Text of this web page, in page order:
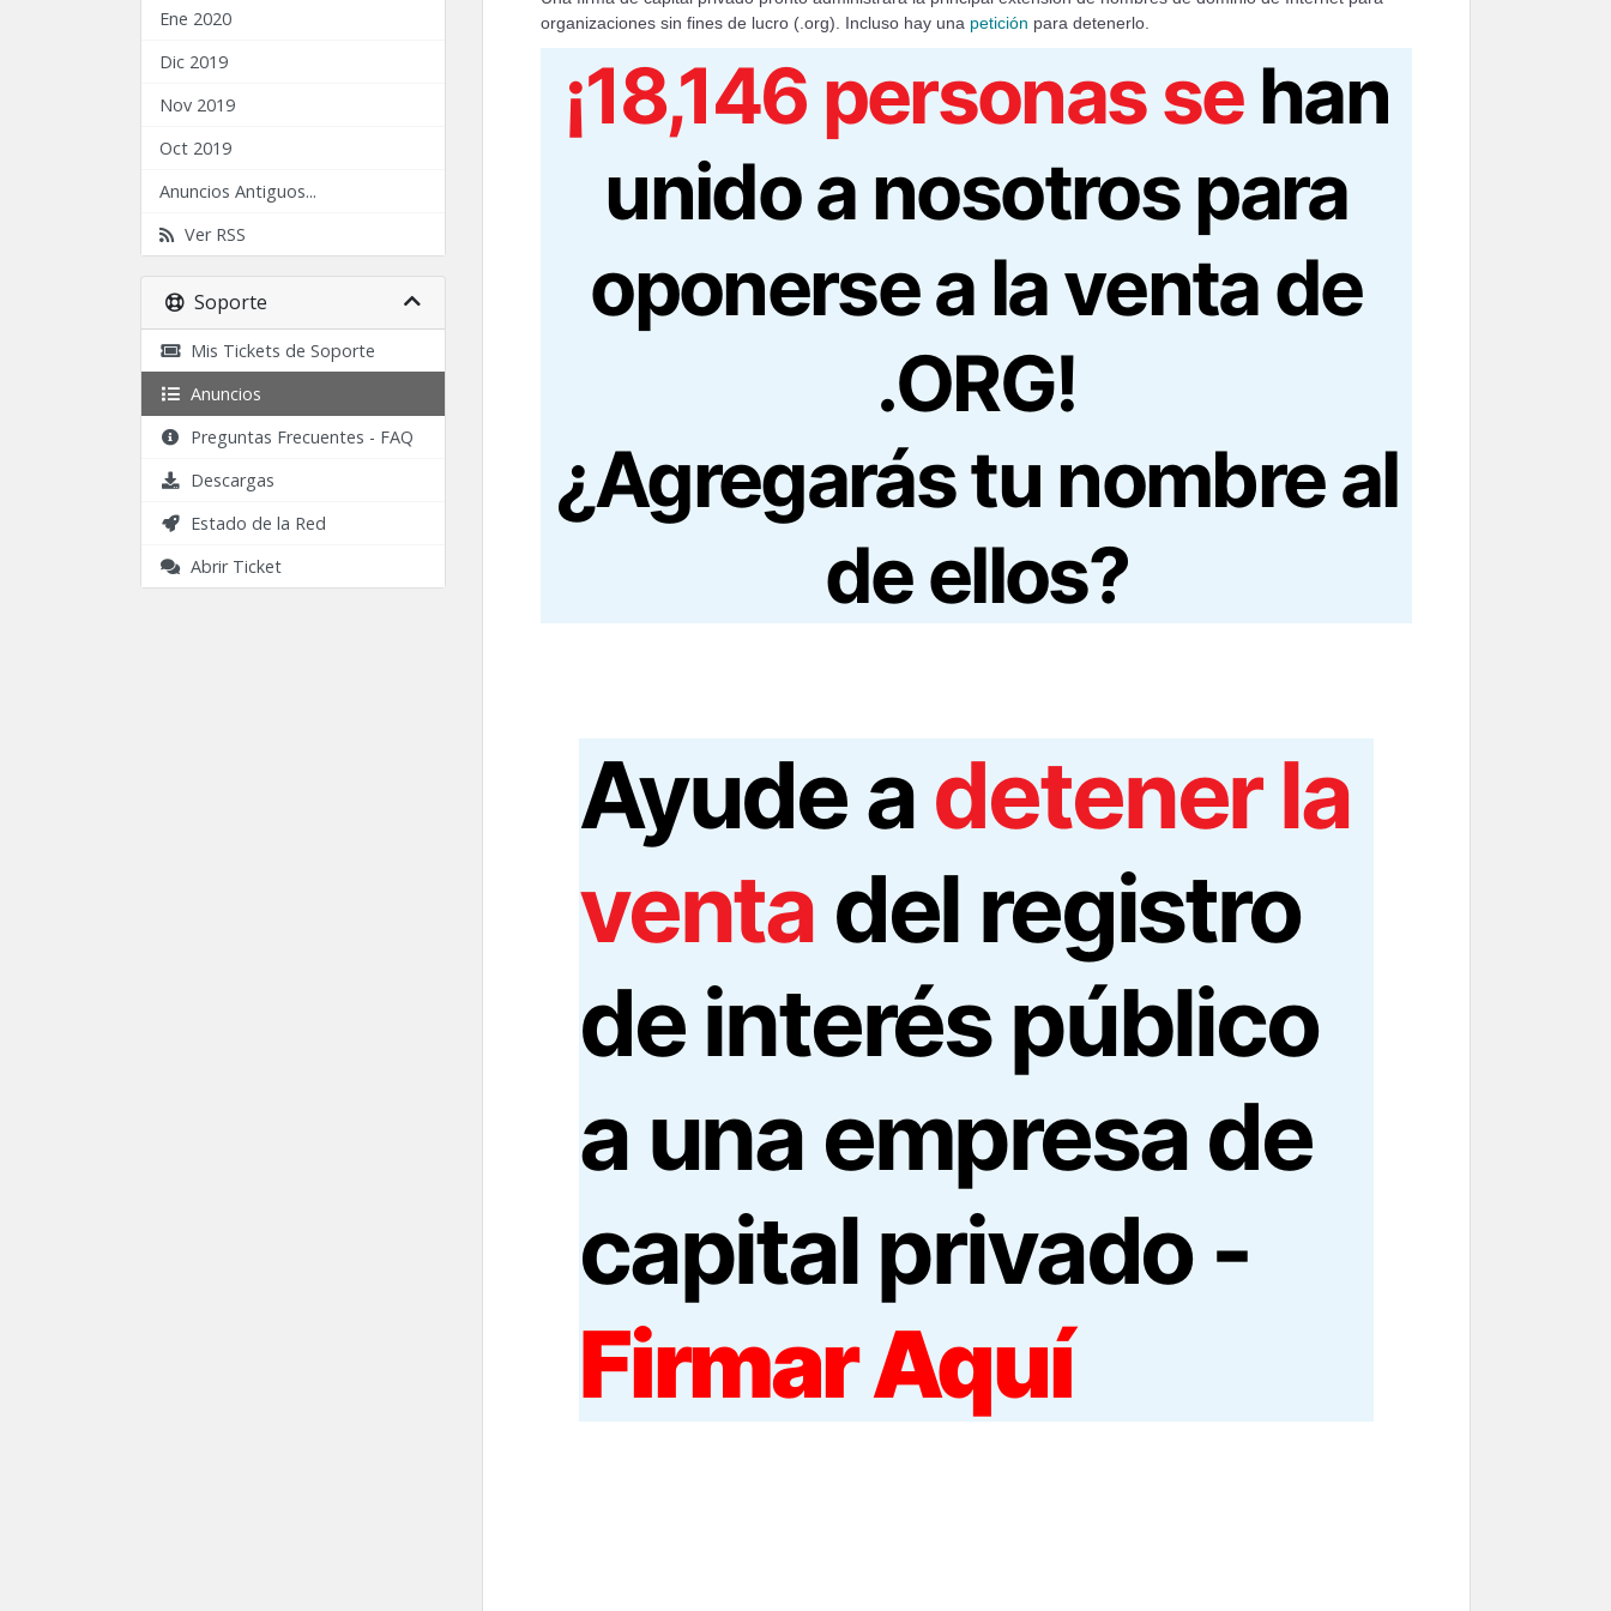
Ene 2020
Dic 2019
Nov 2019
Oct 2019
Anuncios Antiguos...
Ver RSS
Soporte
Mis Tickets de Soporte
Anuncios
Preguntas Frecuentes - FAQ
Descargas
Estado de la Red
Abrir Ticket
organizaciones sin fines de lucro (.org). Incluso hay una petición para detenerlo.
¡18,146 personas sehan
unido a nosotros para
oponerse a la venta de
.ORG!
¿Agregarás tu nombre al
de ellos?
Ayude adetener la
venta del registro
de interés público
a una empresa de
capital privado -
Firmar Aquí